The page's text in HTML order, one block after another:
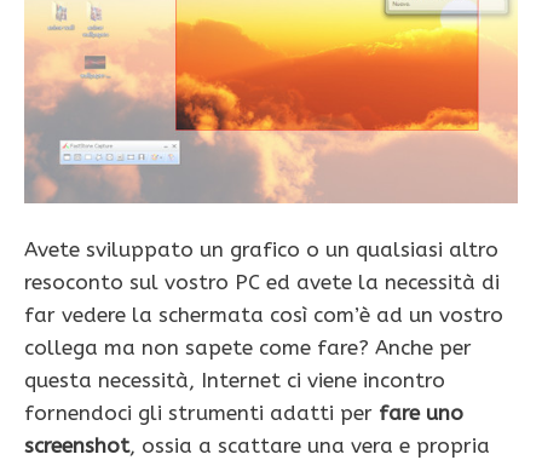
Avete sviluppato un grafico o un qualsiasi altro
resoconto sul vostro PC ed avete la necessità di
far vedere la schermata così com’è ad un vostro
collega ma non sapete come fare? Anche per
questa necessità, Internet ci viene incontro
fornendoci gli strumenti adatti per fare uno
screenshot, ossia a scattare una vera e propria